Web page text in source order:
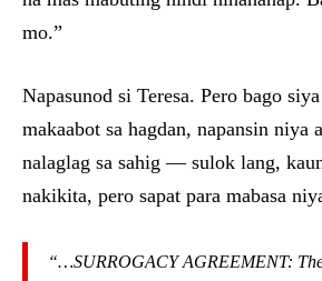
mo.”
Napasunod si Teresa. Pero bago
makaabot sa hagdan, napansin niya
nalaglag sa sahig — sulok lang,
nakikita, pero sapat para mabasa
“…SURROGACY AGREEMENT: